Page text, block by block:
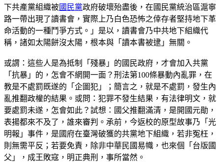
下共產黨組織被國民黨政府破壞殆盡後，在國民黨統治區滬寧
路一帶出現了讀書會，實際上乃白色恐怖之倖存者堅持地下革
命活動的一種鬥爭方式。」是以，讀書會乃中共地下組織代
稱，諸如太陽餅沒太陽，根本與「讀本書被逮」無關。
或謂：這些人是為抵制「殘暴」的國民政府，才會加入共黨
「抗暴」的，怎會不網開一面？刑法第100條暴動內亂罪，在
教是不處罰既遂的「企圖犯」；簡言之，就是不處罰，發生內
亂推翻政權的結果。或問：犯罪不發生結果，有法律明文，就
要處罰未遂，怎會如此？試想：國父推翻滿清，是開國元勛，
表揚都來不及了，誰來審判。承前，今返校的原型故事乃「光
明報」事件，是國府在臺灣破獲的共黨地下組織，若非冤枉，
則無需平反；若要免責，除非中華民國易幟，也來個「台版國
父」，成王敗寇，明正典刑，事所當然。